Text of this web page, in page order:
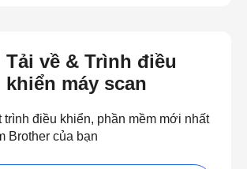
Tải về & Trình điều
khiển máy scan
trình điều khiển, phần mềm mới nhất
Brother của bạn